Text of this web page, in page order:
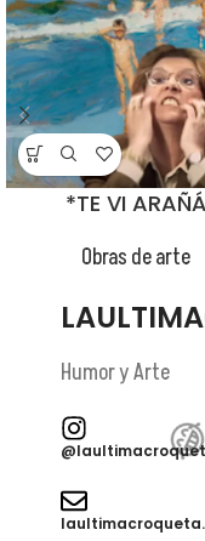
*TE VI ARAÑÁ
Obras de arte
Humor y Arte